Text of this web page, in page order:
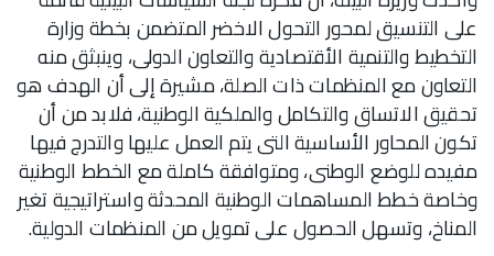
على التنسيق لمحور التحول الاخضر المتضمن بخطة وزارة
التخطيط والتنمية الأقتصادية والتعاون الدولى، وينبثق منه
التعاون مع المنظمات ذات الصلة، مشيرة إلى أن الهدف هو
تحقيق الاتساق والتكامل والملكية الوطنية، فلابد من أن
تكون المحاور الأساسية التى يتم العمل عليها والتدرج فيها
مفيده للوضع الوطنى، ومتوافقة كاملة مع الخطط الوطنية
وخاصة خطط المساهمات الوطنية المحدثة واستراتيجية تغير
المناخ، وتسهل الحصول على تمويل من المنظمات الدولية.